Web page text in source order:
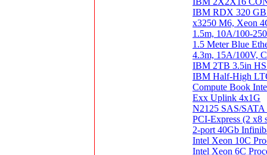
IBM RDX 320
x3250 M6, Xeon
1.5m, 10A/100-
1.5 Meter Blue
4.3m, 15A/100V,
IBM 2TB 3.5in
IBM Half-High
Compute Book
Exx Uplink 4x1G
N2125 SAS/
PCI-Express (2 x8
2-port 40Gb
Intel Xeon 10C
Intel Xeon 6C